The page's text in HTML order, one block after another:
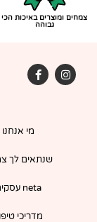
צמחים ומוצרים באיכות הכי
גבוהה
I
n
F
a
o
f
מי אנחנו
שנתאים לך
neta עסקים
מדריכי